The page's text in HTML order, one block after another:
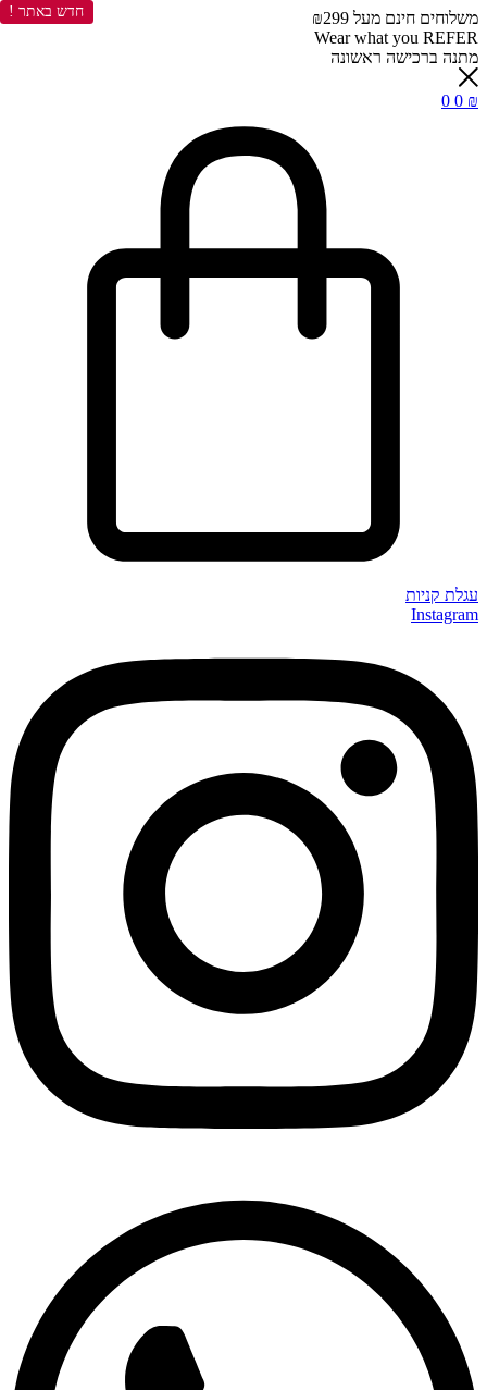
משלוחים חינם מעל ₪299
Wear what you REFER
מתנה ברכישה ראשונה
0 ₪
0
עגלת קניות
Instagram
חדש באתר !